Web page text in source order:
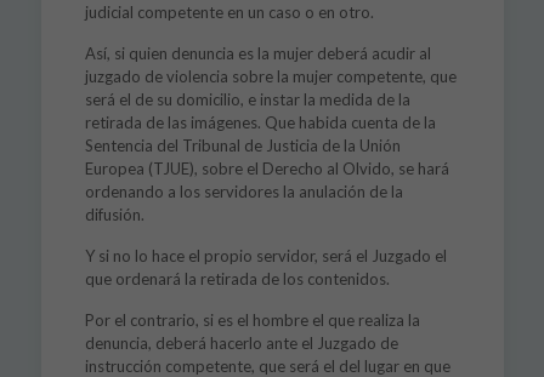
judicial competente en un caso o en otro.
Así, si quien denuncia es la mujer deberá acudir al
juzgado de violencia sobre la mujer competente, que
será el de su domicilio, e instar la medida de la
retirada de las imágenes. Que habida cuenta de la
Sentencia del Tribunal de Justicia de la Unión
Europea (TJUE), sobre el Derecho al Olvido, se hará
ordenando a los servidores la anulación de la
difusión.
Y si no lo hace el propio servidor, será el Juzgado el
que ordenará la retirada de los contenidos.
Por el contrario, si es el hombre el que realiza la
denuncia, deberá hacerlo ante el Juzgado de
instrucción competente, que será el del lugar en que